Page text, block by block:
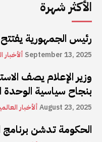
الأكثر شهرة
رئيس الجمهورية
ألأخبار September 13, 2025
وزير الإعلام يصف
بنجاح سياسية الوحدة
ألأخبارAugust 23, 2025
الحكومة تدشن برنامج